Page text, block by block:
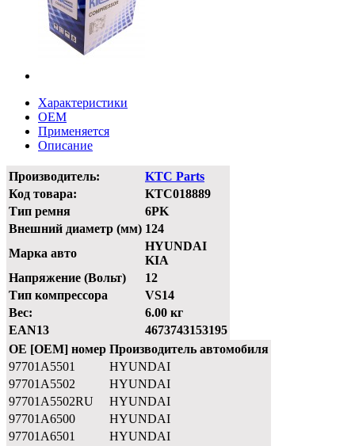
Характеристики
OEM
Применяется
Описание
Производитель:
KTC Parts
Код товара:
KTC018889
Тип ремня
6PK
Внешний диаметр (мм) 124
Марка авто
HYUNDAI
KIA
Напряжение (Вольт)
12
Тип компрессора
VS14
Вес:
6.00 кг
EAN13
4673743153195
OE [OEM] номер Производитель автомобиля
97701A5501
HYUNDAI
97701A5502
HYUNDAI
97701A5502RU
HYUNDAI
97701A6500
HYUNDAI
97701A6501
HYUNDAI